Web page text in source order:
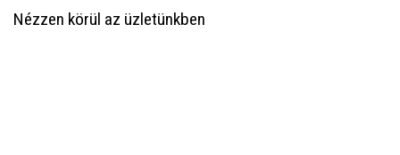
Nézzen körül az üzletünkben